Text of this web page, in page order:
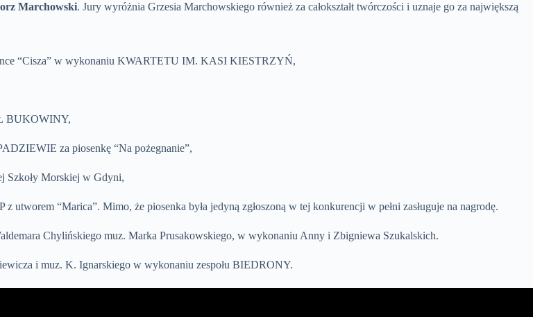
Marchowski. Jury wyróżnia Grzesia Marchowskiego również za całokształt twórczości i uznaje go za największą
“Cisza” w wykonaniu KWARTETU IM. KASI KIESTRZYŃ,
BUKOWINY,
za piosenkę “Na pożegnanie”,
Szkoły Morskiej w Gdyni,
“Marica”. Mimo, że piosenka była jedyną zgłoszoną w tej konkurencji w pełni zasługuje na nagrodę.
Chylińskiego muz. Marka Prusakowskiego, w wykonaniu Anny i Zbigniewa Szukalskich.
i muz. K. Ignarskiego w wykonaniu zespołu BIEDRONY.